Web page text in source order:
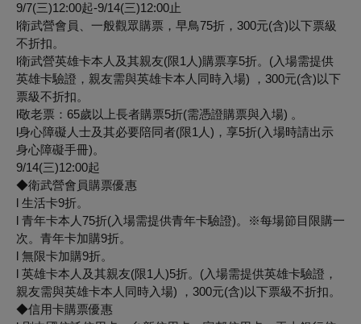
9/7(三)12:00起-9/14(三)12:00止
l衛武營會員、一般觀眾購票，早鳥75折，300元(含)以下票級
不折扣。
l衛武營英雄卡本人及其親友(限1人)購票享5折。(入場需提供
英雄卡驗證，親友需與英雄卡本人同時入場) ，300元(含)以下
票級不折扣。
l敬老票：65歲以上長者購票5折(需憑證購票與入場) 。
l身心障礙人士及其必要陪同者(限1人)，享5折(入場時請出示
身心障礙手冊)。
9/14(三)12:00起
◆衛武營會員購票優惠
l 生活卡9折。
l 青年卡本人75折(入場需提供青年卡驗證)。※每場節目限購一
次。青年卡加購9折。
l 無限卡加購9折。
l 英雄卡本人及其親友(限1人)5折。(入場需提供英雄卡驗證，
親友需與英雄卡本人同時入場) ，300元(含)以下票級不折扣。
◆信用卡購票優惠